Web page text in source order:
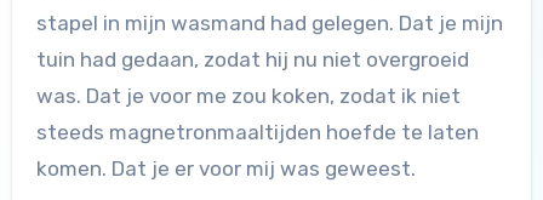
stapel in mijn wasmand had gelegen. Dat je mijn
tuin had gedaan, zodat hij nu niet overgroeid
was. Dat je voor me zou koken, zodat ik niet
steeds magnetronmaaltijden hoefde te laten
komen. Dat je er voor mij was geweest.